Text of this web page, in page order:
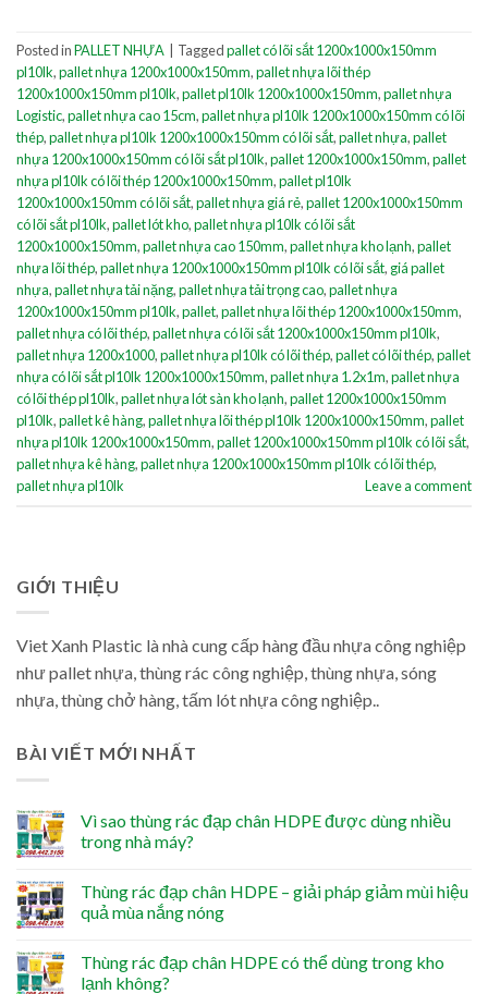
Posted inPALLET NHỰA Taggedpallet có lõi sắt 1200x1000x150mm
pl10lk,pallet nhựa 1200x1000x150mm,pallet nhựa lõi thép
1200x1000x150mm pl10lk,pallet pl10lk 1200x1000x150mm,pallet nhựa
Logistic,pallet nhựa cao 15cm,pallet nhựa pl10lk 1200x1000x150mm có lõi
thép,pallet nhựa pl10lk 1200x1000x150mm có lõi sắt,pallet nhựa,pallet
nhựa 1200x1000x150mm có lõi sắt pl10lk,pallet 1200x1000x150mm,pallet
nhựa pl10lk có lõi thép 1200x1000x150mm,pallet pl10lk
1200x1000x150mm có lõi sắt,pallet nhựa giá rẻ,pallet 1200x1000x150mm
có lõi sắt pl10lk,pallet lót kho,pallet nhựa pl10lk có lõi sắt
1200x1000x150mm,pallet nhựa cao 150mm,pallet nhựa kho lạnh,pallet
nhựa lõi thép,pallet nhựa 1200x1000x150mm pl10lk có lõi sắt, giá pallet
nhựa,pallet nhựa tải nặng,pallet nhựa tải trọng cao,pallet nhựa
1200x1000x150mm pl10lk,pallet,pallet nhựa lõi thép 1200x1000x150mm,
pallet nhựa có lõi thép,pallet nhựa có lõi sắt 1200x1000x150mm pl10lk,
pallet nhựa 1200x1000,pallet nhựa pl10lk có lõi thép,pallet có lõi thép,pallet
nhựa có lõi sắt pl10lk 1200x1000x150mm,pallet nhựa 1.2x1m,pallet nhựa
có lõi thép pl10lk,pallet nhựa lót sàn kho lạnh,pallet 1200x1000x150mm
pl10lk,pallet kê hàng,pallet nhựa lõi thép pl10lk 1200x1000x150mm,pallet
nhựa pl10lk 1200x1000x150mm,pallet 1200x1000x150mm pl10lk có lõi sắt,
pallet nhựa kê hàng,pallet nhựa 1200x1000x150mm pl10lk có lõi thép,
pallet nhựa pl10lk
Leave a comment
GIỚI THIỆU
Viet Xanh Plastic là nhà cung cấp hàng đầu nhựa công nghiệp
như pallet nhựa, thùng rác công nghiệp, thùng nhựa, sóng
nhựa, thùng chở hàng, tấm lót nhựa công nghiệp..
BÀI VIẾT MỚI NHẤT
Vì sao thùng rác đạp chân HDPE được dùng nhiều
trong nhà máy?
Thùng rác đạp chân HDPE – giải pháp giảm mùi hiệu
quả mùa nắng nóng
Thùng rác đạp chân HDPE có thể dùng trong kho
lạnh không?